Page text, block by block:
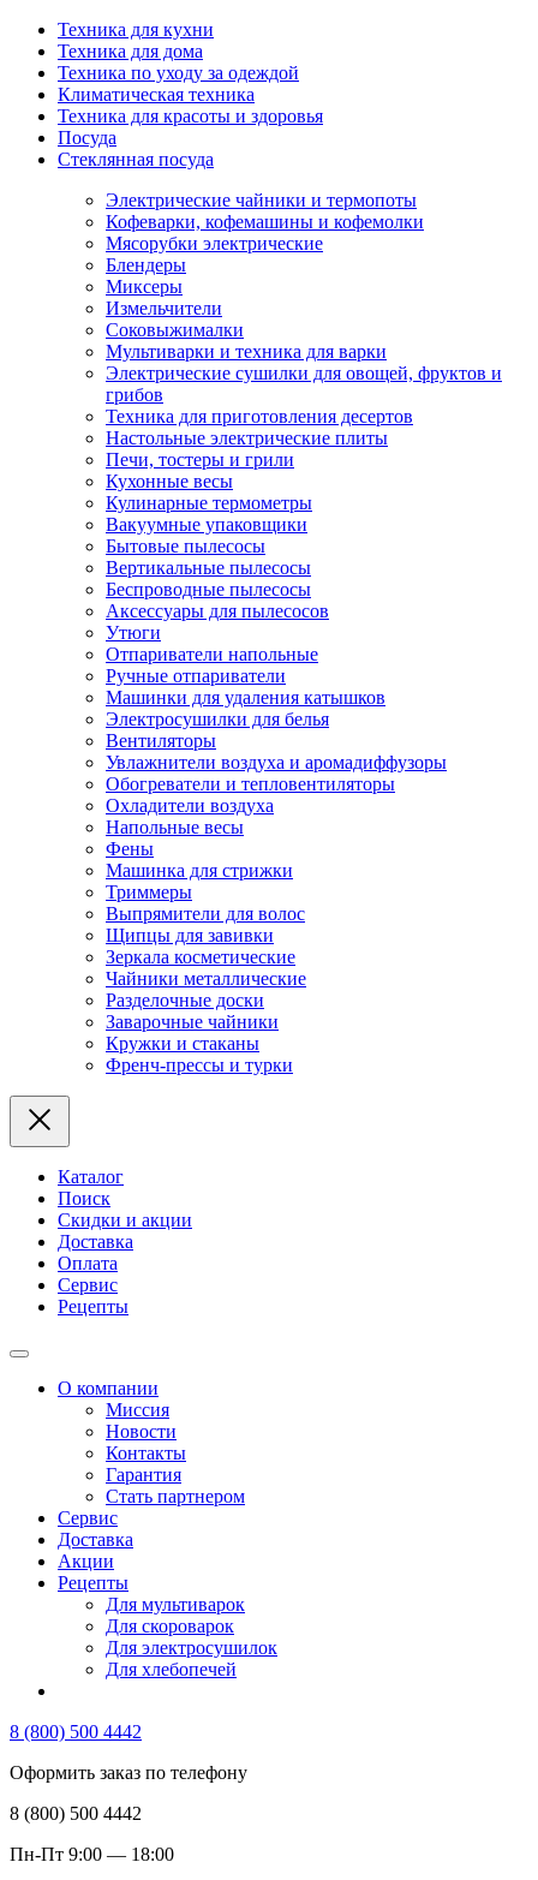
Техника для кухни
Техника для дома
Техника по уходу за одеждой
Климатическая техника
Техника для красоты и здоровья
Посуда
Стеклянная посуда
Электрические чайники и термопоты
Кофеварки, кофемашины и кофемолки
Мясорубки электрические
Блендеры
Миксеры
Измельчители
Соковыжималки
Мультиварки и техника для варки
Электрические сушилки для овощей, фруктов и
грибов
Техника для приготовления десертов
Настольные электрические плиты
Печи, тостеры и грили
Кухонные весы
Кулинарные термометры
Вакуумные упаковщики
Бытовые пылесосы
Вертикальные пылесосы
Беспроводные пылесосы
Аксессуары для пылесосов
Утюги
Отпариватели напольные
Ручные отпариватели
Машинки для удаления катышков
Электросушилки для белья
Вентиляторы
Увлажнители воздуха и аромадиффузоры
Обогреватели и тепловентиляторы
Охладители воздуха
Напольные весы
Фены
Машинка для стрижки
Триммеры
Выпрямители для волос
Щипцы для завивки
Зеркала косметические
Чайники металлические
Разделочные доски
Заварочные чайники
Кружки и стаканы
Френч-прессы и турки
Каталог
Поиск
Скидки и акции
Доставка
Оплата
Сервис
Рецепты
О компании
Миссия
Новости
Контакты
Гарантия
Стать партнером
Сервис
Доставка
Акции
Рецепты
Для мультиварок
Для скороварок
Для электросушилок
Для хлебопечей
8 (800) 500 4442
Оформить заказ по телефону
8 (800) 500 4442
Пн-Пт 9:00 — 18:00